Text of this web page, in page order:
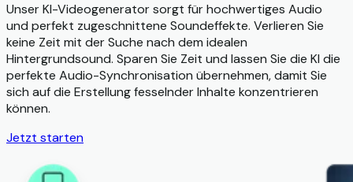
Unser KI-Videogenerator sorgt für hochwertiges Audio
und perfekt zugeschnittene Soundeffekte. Verlieren Sie
keine Zeit mit der Suche nach dem idealen
Hintergrundsound. Sparen Sie Zeit und lassen Sie die KI die
perfekte Audio-Synchronisation übernehmen, damit Sie
sich auf die Erstellung fesselnder Inhalte konzentrieren
können.
Jetzt starten